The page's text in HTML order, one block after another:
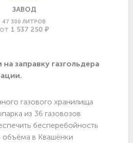
ЗАВОД
47 300 ЛИТРОВ
ОТ 1 537 250 ₽
заправку газгольдера
газового хранилища
из 36 газовозов
бесперебойность
объёма в Квашёнки